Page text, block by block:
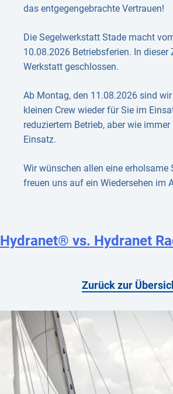
das entgegengebrachte Vertrauen!
Die Segelwerkstatt Stade macht
10.08.2026 Betriebsferien. In dieser
Werkstatt geschlossen.
Ab Montag, den 11.08.2026 sind
kleinen Crew wieder für Sie im
reduziertem Betrieb, aber wie
Einsatz.
Wir wünschen allen eine erholsame
freuen uns auf ein Wiedersehen im
Hydranet® vs. Hydranet
Zurück zur